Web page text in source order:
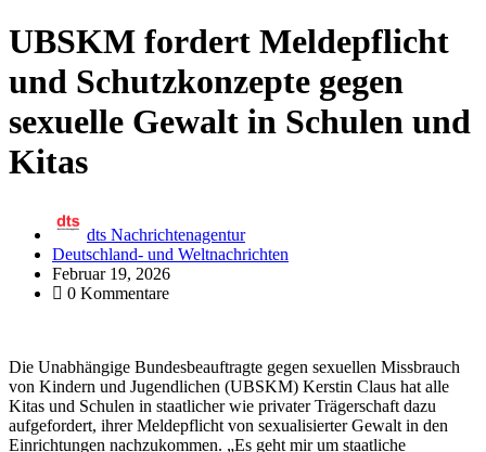
UBSKM fordert Meldepflicht
und Schutzkonzepte gegen
sexuelle Gewalt in Schulen und
Kitas
dts Nachrichtenagentur
Deutschland- und Weltnachrichten
Februar 19, 2026
0 Kommentare
Die Unabhängige Bundesbeauftragte gegen sexuellen Missbrauch
von Kindern und Jugendlichen (UBSKM) Kerstin Claus hat alle
Kitas und Schulen in staatlicher wie privater Trägerschaft dazu
aufgefordert, ihrer Meldepflicht von sexualisierter Gewalt in den
Einrichtungen nachzukommen. „Es geht mir um staatliche